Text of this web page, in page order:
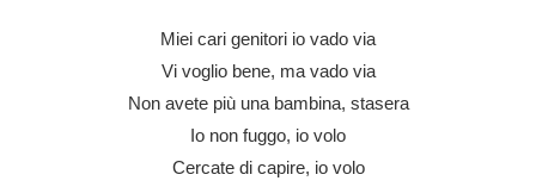
Miei cari genitori io vado via
Vi voglio bene, ma vado via
Non avete più una bambina, stasera
Io non fuggo, io volo
Cercate di capire, io volo